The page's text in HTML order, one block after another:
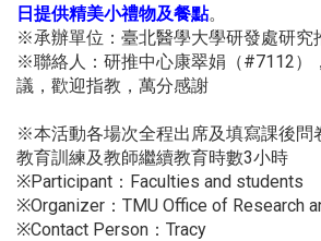
日提供精美小禮物及餐點。
※承辦單位：臺北醫學大學研發處研究
※聯絡人：研推中心康翠娟（#7112）
議， 歡迎指教，萬分感謝
※本活動各場次全程出席及填寫課後問
教育訓練及教師繼續教育時數3小時
※Participant ： Faculties and students
※Organizer ： TMU Office of Research
※Contact Person ： Tracy